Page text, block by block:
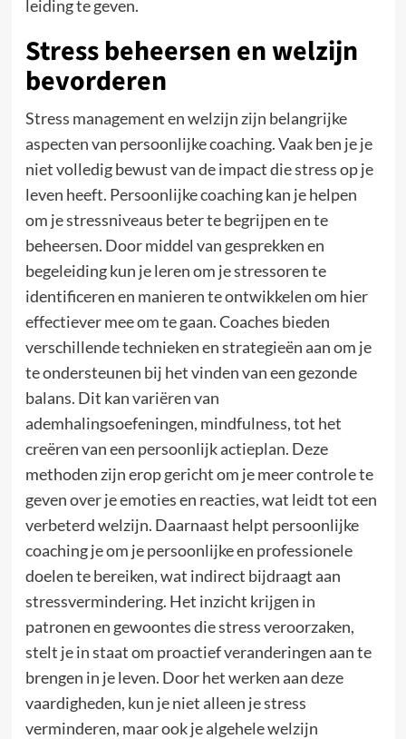
leiding te geven.
Stress beheersen en welzijn
bevorderen
Stress management en welzijn zijn belangrijke
aspecten van persoonlijke coaching. Vaak ben je je
niet volledig bewust van de impact die stress op je
leven heeft. Persoonlijke coaching kan je helpen
om je stressniveaus beter te begrijpen en te
beheersen. Door middel van gesprekken en
begeleiding kun je leren om je stressoren te
identificeren en manieren te ontwikkelen om hier
effectiever mee om te gaan. Coaches bieden
verschillende technieken en strategieën aan om je
te ondersteunen bij het vinden van een gezonde
balans. Dit kan variëren van
ademhalingsoefeningen, mindfulness, tot het
creëren van een persoonlijk actieplan. Deze
methoden zijn erop gericht om je meer controle te
geven over je emoties en reacties, wat leidt tot een
verbeterd welzijn. Daarnaast helpt persoonlijke
coaching je om je persoonlijke en professionele
doelen te bereiken, wat indirect bijdraagt aan
stressvermindering. Het inzicht krijgen in
patronen en gewoontes die stress veroorzaken,
stelt je in staat om proactief veranderingen aan te
brengen in je leven. Door het werken aan deze
vaardigheden, kun je niet alleen je stress
verminderen, maar ook je algehele welzijn